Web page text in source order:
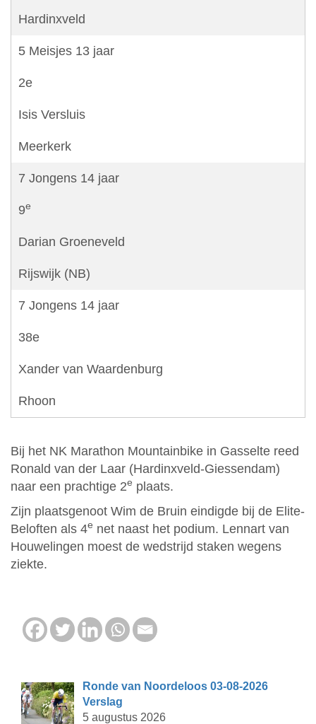
Hardinxveld
5 Meisjes 13 jaar
2e
Isis Versluis
Meerkerk
7 Jongens 14 jaar
9e
Darian Groeneveld
Rijswijk (NB)
7 Jongens 14 jaar
38e
Xander van Waardenburg
Rhoon
Bij het NK Marathon Mountainbike in Gasselte reed
Ronald van der Laar (Hardinxveld-Giessendam)
naar een prachtige 2e plaats.
Zijn plaatsgenoot Wim de Bruin eindigde bij de Elite-
Beloften als 4e net naast het podium. Lennart van
Houwelingen moest de wedstrijd staken wegens
ziekte.
Ronde van Noordeloos 03-08-2026
Verslag
5 augustus 2026